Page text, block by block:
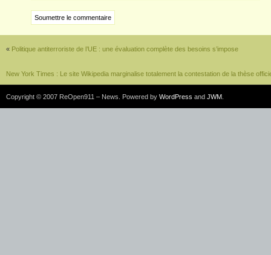
« Politique antiterroriste de l’UE : une évaluation complète des besoins s’impose
New York Times : Le site Wikipedia marginalise totalement la contestation de la thèse
Copyright © 2007 ReOpen911 – News. Powered by WordPress and JWM